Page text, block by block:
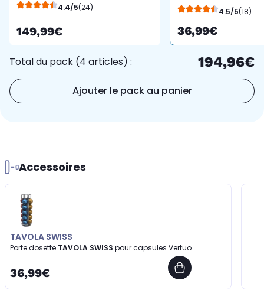
4.4/5(24)
149,99€
Vertuo
4.5/5(18)
36,99€
Total du pack (4 articles) : 194,96€
Ajouter le pack au panier
Accessoires
TAVOLA SWISS
Porte dosette TAVOLA SWISS pour capsules Vertuo
36,99€